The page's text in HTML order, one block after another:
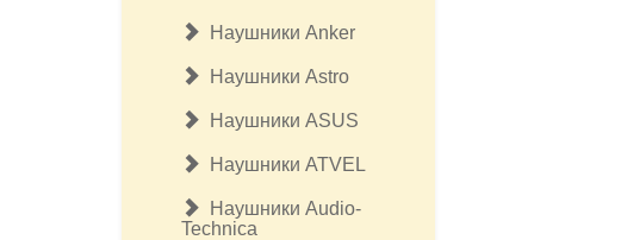
Наушники Anker
Наушники Astro
Наушники ASUS
Наушники ATVEL
Наушники Audio-
Technica